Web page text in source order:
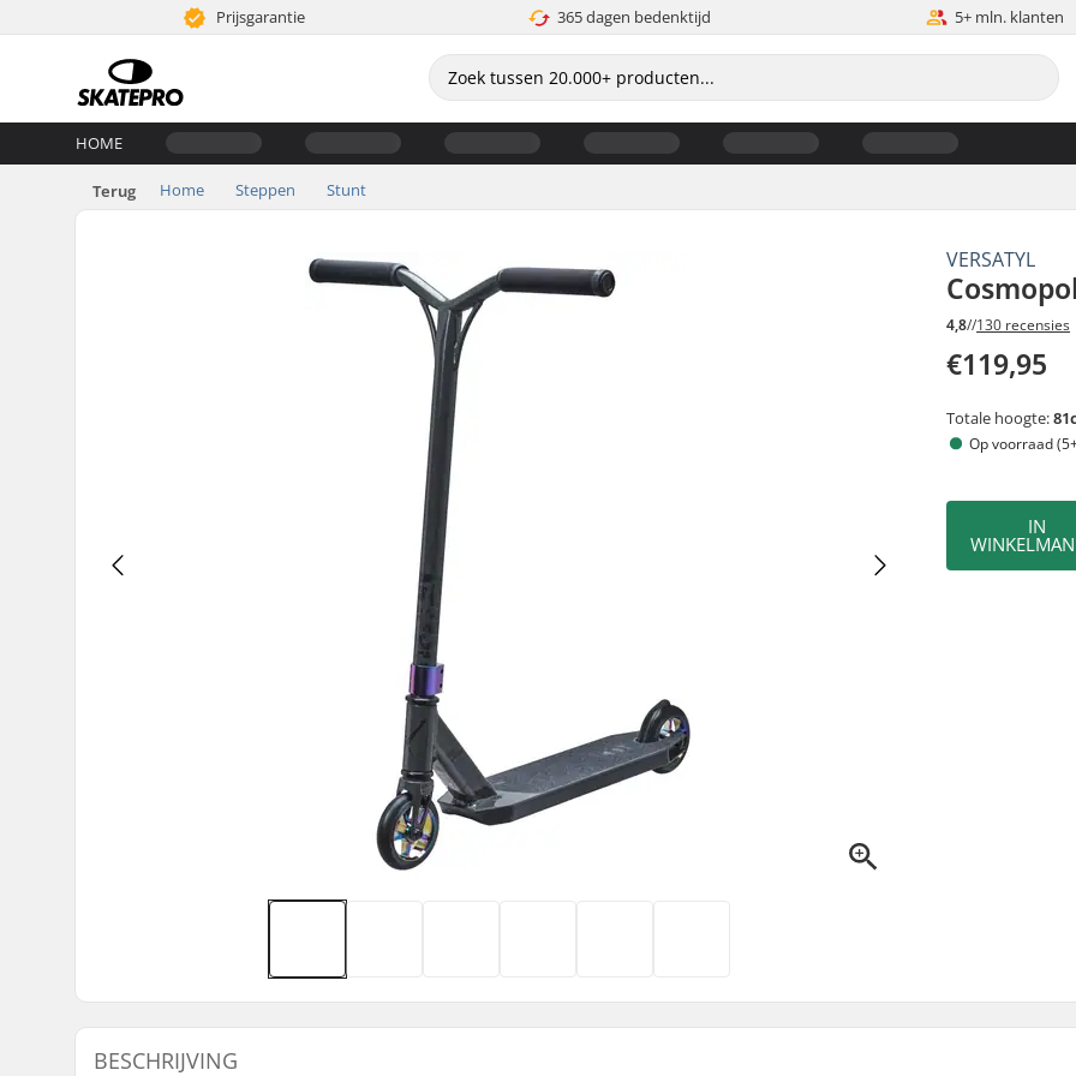
Prijsgarantie 365 dagen bedenktijd 5+ mln. klanten
HOME
Terug Home Steppen Stunt
VERSATYL
4,8//130 recensies
€119,95
Totale hoogte:
Op voorraad
IN
BESCHRIJVING